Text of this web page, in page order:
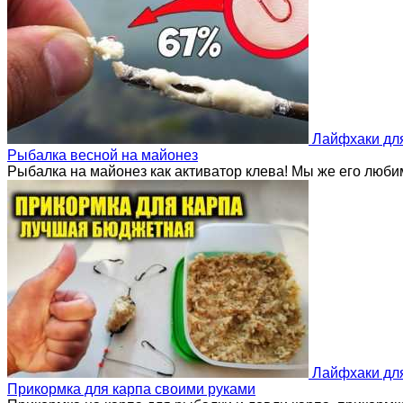
Лайфхаки
Рыбалка весной на майонез
Рыбалка на майонез как активатор клева! Мы же его
Лайфхаки
Прикормка для карпа своими руками